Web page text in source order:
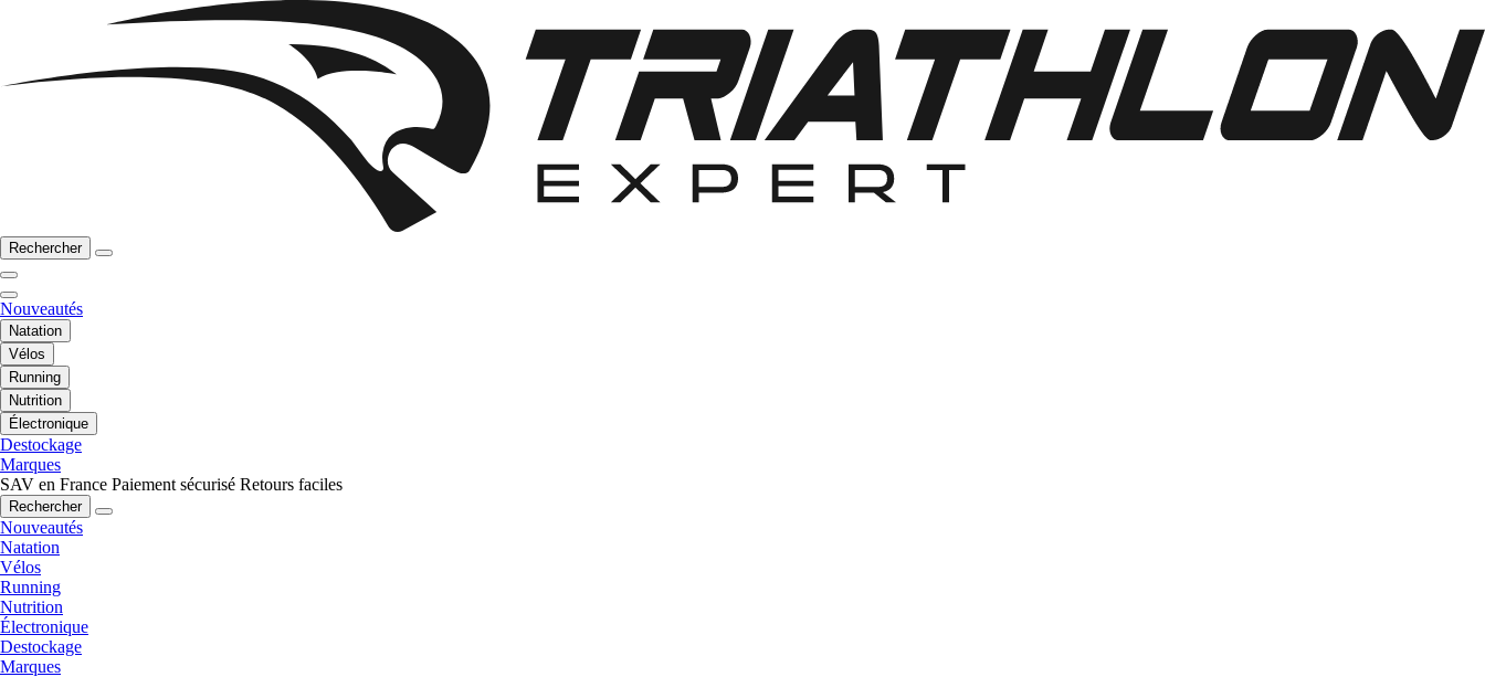
Rechercher
Nouveautés
Natation
Vélos
Running
Nutrition
Électronique
Destockage
Marques
SAV en France Paiement sécurisé Retours faciles
Rechercher
Nouveautés
Natation
Vélos
Running
Nutrition
Électronique
Destockage
Marques